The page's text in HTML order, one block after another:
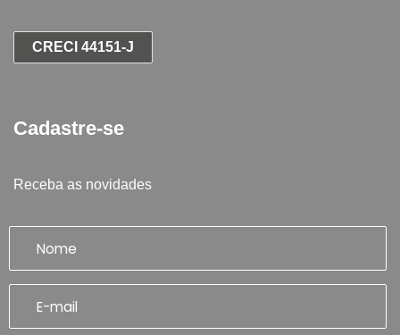
CRECI 44151-J
Cadastre-se
Receba as novidades